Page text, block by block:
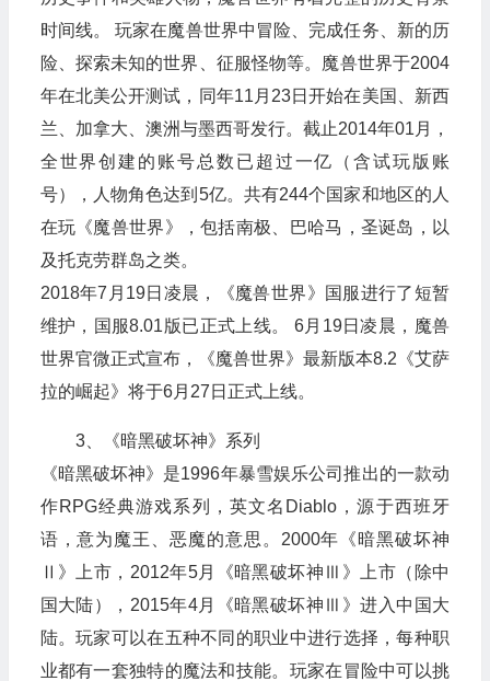
时间线。 玩家在魔兽世界中冒险、完成任务、新的历
险、探索未知的世界、征服怪物等。魔兽世界于2004
年在北美公开测试，同年11月23日开始在美国、新西
兰、加拿大、澳洲与墨西哥发行。截止2014年01月，
全世界创建的账号总数已超过一亿（含试玩版账
号），人物角色达到5亿。共有244个国家和地区的人
在玩《魔兽世界》，包括南极、巴哈马，圣诞岛，以
及托克劳群岛之类。
2018年7月19日凌晨，《魔兽世界》国服进行了短暂
维护，国服8.01版已正式上线。 6月19日凌晨，魔兽
世界官微正式宣布，《魔兽世界》最新版本8.2《艾萨
拉的崛起》将于6月27日正式上线。
3、《暗黑破坏神》系列
《暗黑破坏神》是1996年暴雪娱乐公司推出的一款动
作RPG经典游戏系列，英文名Diablo，源于西班牙
语，意为魔王、恶魔的意思。2000年《暗黑破坏神
Ⅱ》上市，2012年5月《暗黑破坏神Ⅲ》上市（除中
国大陆），2015年4月《暗黑破坏神Ⅲ》进入中国大
陆。玩家可以在五种不同的职业中进行选择，每种职
业都有一套独特的魔法和技能。玩家在冒险中可以挑